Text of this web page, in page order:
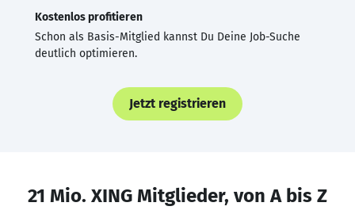
Kostenlos profitieren
Schon als Basis-Mitglied kannst Du Deine Job-Suche
deutlich optimieren.
Jetzt registrieren
21 Mio. XING Mitglieder, von A bis Z